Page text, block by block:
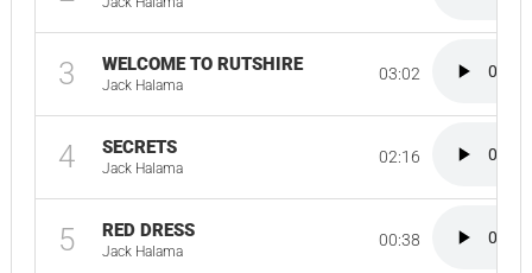
3 WELCOME TO RUTSHIRE
Jack Halama
03:02
4 SECRETS
Jack Halama
02:16
5 RED DRESS
Jack Halama
00:38